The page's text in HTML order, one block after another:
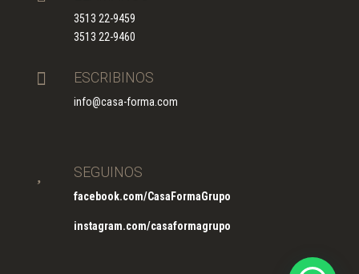
3513 22-9459
3513 22-9460
 ESCRIBINOS
info@casa-forma.com
SEGUINOS
facebook.com/CasaFormaGrupo
instagram.com/casaformagrupo